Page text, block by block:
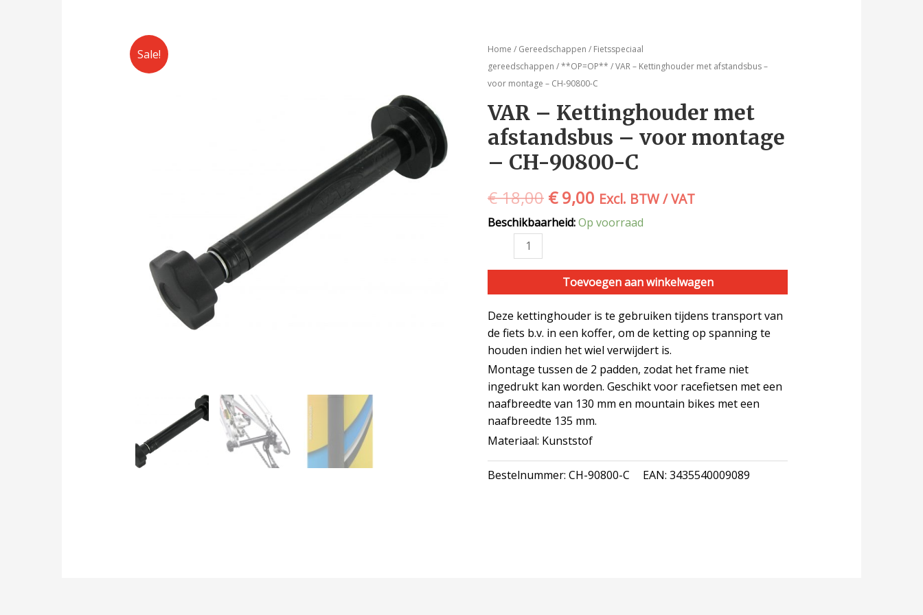
Sale! Home / Gereedschappen / Fietsspeciaal
gereedschappen /**OP=OP** / VAR – Kettinghouder met afstandsbus –
voor montage – CH-90800-C
VAR – Kettinghouder met
afstandsbus – voor montage
– CH-90800-C
€18,00
Oorspronkelijke
prijs
was:
€ 18,00.
€9,00
Huidige
prijs
is:
€ 9,00.
Excl. BTW / VAT
Beschikbaarheid:Op voorraad
VAR
-
Kettinghouder
afstandsbus
-
montage
CH-
90800-
aantal
Toevoegen aan winkelwagen
Deze kettinghouder is te gebruiken tijdens transport van
de fiets b.v. in een koffer, om de ketting op spanning te
houden indien het wiel verwijdert is.
Montage tussen de 2 padden, zodat het frame niet
ingedrukt kan worden. Geschikt voor racefietsen met een
naafbreedte van 130 mm en mountain bikes met een
naafbreedte 135 mm.
Materiaal: Kunststof
Bestelnummer:CH-90800-C EAN:3435540009089